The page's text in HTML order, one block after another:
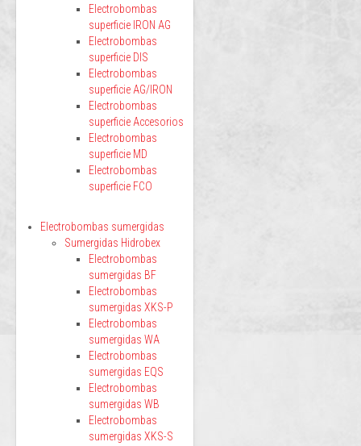
Electrobombas
superficie IRON AG
Electrobombas
superficie DIS
Electrobombas
superficie AG/IRON
Electrobombas
superficie Accesorios
Electrobombas
superficie MD
Electrobombas
superficie FCO
Electrobombas sumergidas
Sumergidas Hidrobex
Electrobombas
sumergidas BF
Electrobombas
sumergidas XKS-P
Electrobombas
sumergidas WA
Electrobombas
sumergidas EQS
Electrobombas
sumergidas WB
Electrobombas
sumergidas XKS-S